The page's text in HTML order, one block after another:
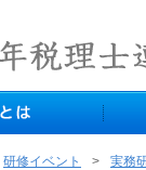
研修イベント 実務